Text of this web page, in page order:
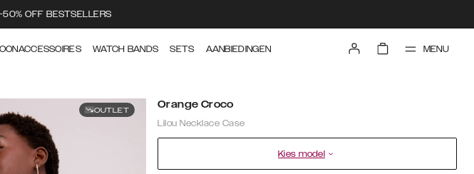
OFF BESTSELLERS
WATCH BANDS SETS AANBIEDINGEN MENU
OUTLET Orange Croco
Lilou Necklace Case
Kies model